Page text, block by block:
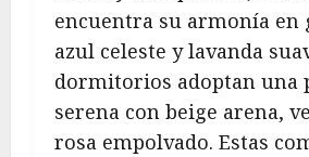
encuentra su armonía en
azul celeste y lavanda
dormitorios adoptan una
serena con beige arena,
rosa empolvado. Estas